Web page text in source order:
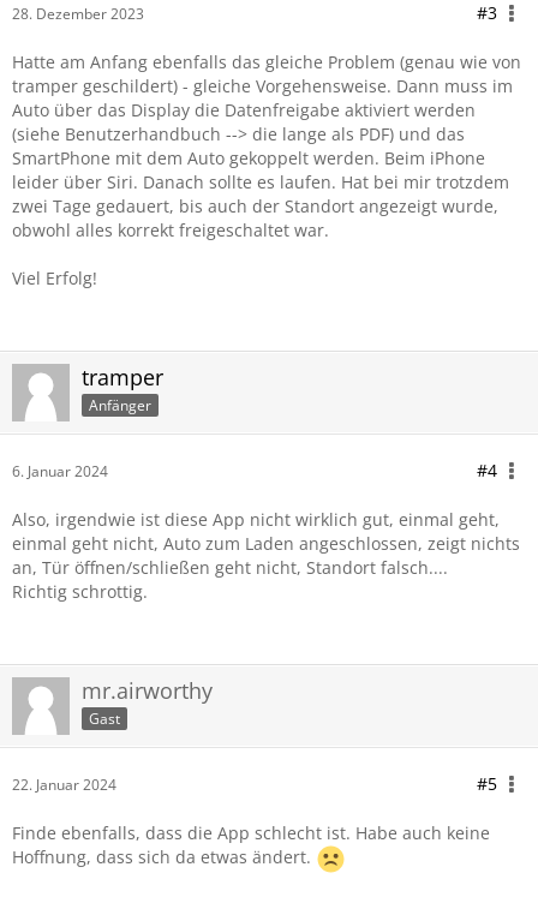
28. Dezember 2023 #3
Hatte am Anfang ebenfalls das gleiche Problem (genau wie von
tramper geschildert) - gleiche Vorgehensweise. Dann muss im
Auto über das Display die Datenfreigabe aktiviert werden
(siehe Benutzerhandbuch --> die lange als PDF) und das
SmartPhone mit dem Auto gekoppelt werden. Beim iPhone
leider über Siri. Danach sollte es laufen. Hat bei mir trotzdem
zwei Tage gedauert, bis auch der Standort angezeigt wurde,
obwohl alles korrekt freigeschaltet war.
Viel Erfolg!
tramper
Anfänger
6. Januar 2024 #4
Also, irgendwie ist diese App nicht wirklich gut, einmal geht,
einmal geht nicht, Auto zum Laden angeschlossen, zeigt nichts
an, Tür öffnen/schließen geht nicht, Standort falsch....
Richtig schrottig.
mr.airworthy
Gast
22. Januar 2024 #5
Finde ebenfalls, dass die App schlecht ist. Habe auch keine
Hoffnung, dass sich da etwas ändert.